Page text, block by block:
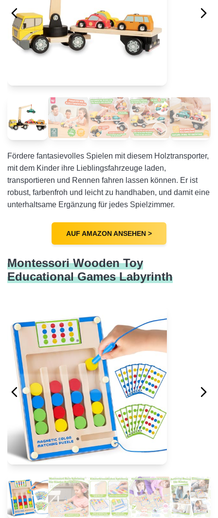
Fördere fantasievolles Spielen mit diesem Holztransporter,
mit dem Kinder ihre Lieblingsfahrzeuge laden,
transportieren und Rennen fahren lassen können. Er ist
robust, farbenfroh und leicht zu handhaben, und damit eine
unterhaltsame Ergänzung für jedes Spielzimmer.
AUF AMAZON ANSEHEN >
Montessori Wooden Toy
Educational Games Labyrinth